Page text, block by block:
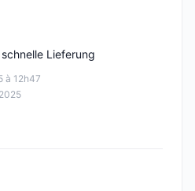
à 12h47
Lieferung